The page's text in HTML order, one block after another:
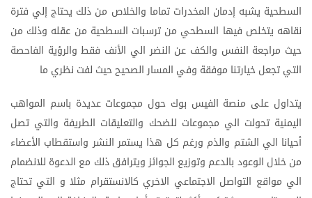
السطحية يشبه إدمان المخدرات تماما والخلاص من ذلك يحتاج إلي فترة
نقاهه يتخلص فيها السطحي من ترسبات السطحية من عقله وذلك من
حيث مراجعة النفس والكف عن النضر الي الأنف فقط والرؤية الفاحصة
التيتجعلخيارتنا موفقة وفي المسارالصحيححيث لفت نظري ما
يتداول على منصة الفيس بوك حول مجموعات عديدة باسم المواهب
اليمنية تحولت الي مجموعات للضحك والتعليقات الطريفة والتي تصل
أحيانا الي الشتم والذم ورغم كل هذا يستمر النشر واستقطاب الأعضاء
منخلال الوعود بالدعم وتوزيع الجوائزويترافقذلك مع الدعوة للانضمام
الي مواقع التواصل الاجتماعي الاخري كالانستقرام مثلا و التي تحتاج